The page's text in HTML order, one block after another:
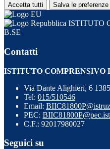
Accetta tutti Salva le preferenze
ISTITUTO
B.SE
Contatti
ISTITUTO COMPRENSIVO
Via Dante Alighieri, 6
Tel: 015/510546
Email:
PEC:
C.F.: 92017980027
Seguici su